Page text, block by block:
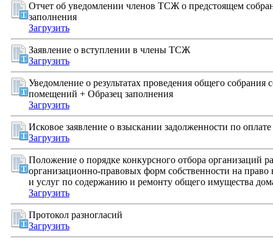
Отчет об уведомлении членов ТСЖ о предстоящем
заполнения
Загрузить
Заявление о вступлении в члены ТСЖ
Загрузить
Уведомление о результатах проведения общего собрания
помещений + Образец заполнения
Загрузить
Исковое заявление о взыскании задолженности по
Загрузить
Положение о порядке конкурсного отбора организаций
организационно-правовых форм собственности на право
и услуг по содержанию и ремонту общего имущества
Загрузить
Протокол разногласий
Загрузить